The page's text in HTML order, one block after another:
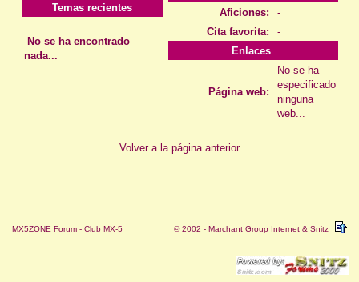
Temas recientes
No se ha encontrado
nada...
Aficiones:
-
Cita favorita:
-
Enlaces
Página web:
No se ha
especificado
ninguna
web...
Volver a la página anterior
MX5ZONE Forum - Club MX-5 © 2002 - Marchant Group Internet & Snitz